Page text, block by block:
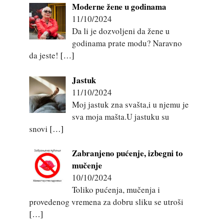
Moderne žene u godinama
11/10/2024
Da li je dozvoljeni da žene u
godinama prate modu? Naravno
da jeste! […]
Jastuk
11/10/2024
Moj jastuk zna svašta,i u njemu je
sva moja mašta.U jastuku su
snovi […]
Zabranjeno pućenje, izbegni to
mučenje
10/10/2024
Toliko pućenja, mučenja i
provedenog vremena za dobru sliku se utroši
[…]